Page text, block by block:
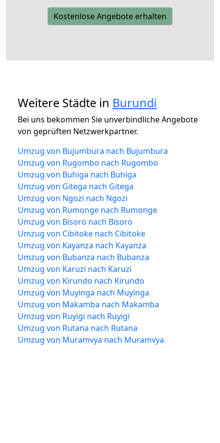
Kostenlose Angebote erhalten
Weitere Städte in Burundi
Bei uns bekommen Sie unverbindliche Angebote
von geprüften Netzwerkpartner.
Umzug von Bujumbura nach Bujumbura
Umzug von Rugombo nach Rugombo
Umzug von Buhiga nach Buhiga
Umzug von Gitega nach Gitega
Umzug von Ngozi nach Ngozi
Umzug von Rumonge nach Rumonge
Umzug von Bisoro nach Bisoro
Umzug von Cibitoke nach Cibitoke
Umzug von Kayanza nach Kayanza
Umzug von Bubanza nach Bubanza
Umzug von Karuzi nach Karuzi
Umzug von Kirundo nach Kirundo
Umzug von Muyinga nach Muyinga
Umzug von Makamba nach Makamba
Umzug von Ruyigi nach Ruyigi
Umzug von Rutana nach Rutana
Umzug von Muramvya nach Muramvya